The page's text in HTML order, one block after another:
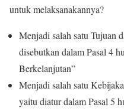
untuk melaksanakannya?
Menjadi salah satu Tujuan
disebutkan dalam Pasal 4
Berkelanjutan”
Menjadi salah satu
yaitu diatur dalam Pasal 5